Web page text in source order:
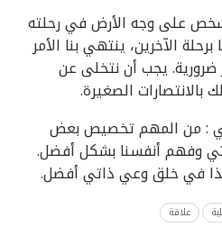
على وجه الأرض في رحلته
الآخرين، ينتهي بنا الأمر
يجب أن نتخلى عن
بالانتصارات الصغيرة.
: من المهم تخصيص بعض
وفهم أنفسنا بشكل أفضل.
في خلق وعي ذاتي أفضل.
علاقة